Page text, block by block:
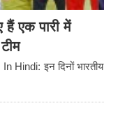
हैं एक पारी में
Hindi: इन दिनों भारतीय